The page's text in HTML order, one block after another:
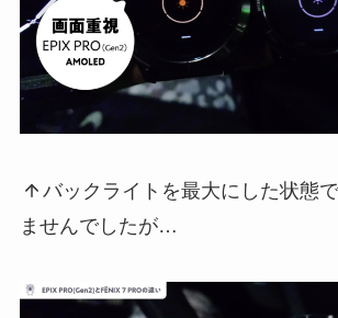
バックライトを最大にした状態
ませんでしたが…